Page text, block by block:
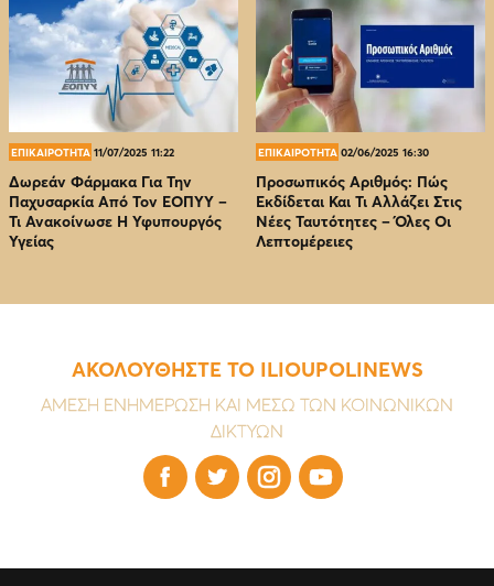
ΕΠΙΚΑΙΡΟΤΗΤΑ 11/07/2025 11:22
Δωρεάν Φάρμακα Για Την
Παχυσαρκία Από Τον EOΠΥΥ –
Τι Ανακοίνωσε Η Υφυπουργός
Υγείας
ΕΠΙΚΑΙΡΟΤΗΤΑ 02/06/2025 16:30
Προσωπικός Αριθμός: Πώς
Εκδίδεται Και Τι Αλλάζει Στις
Νέες Ταυτότητες – Όλες Οι
Λεπτομέρειες
ΑΚΟΛΟΥΘΗΣΤΕ ΤΟ ILIOUPOLINEWS
ΑΜΕΣΗ ΕΝΗΜΕΡΩΣΗ ΚΑΙ ΜΕΣΩ ΤΩΝ ΚΟΙΝΩΝΙΚΩΝ
ΔΙΚΤΥΩΝ
   